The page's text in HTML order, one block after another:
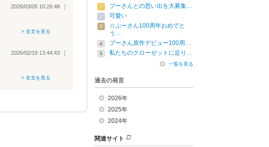
︙
2026/03/05 10:26:48
> 全文を見る
︙
2026/02/19 13:44:43
> 全文を見る
プーさんとの思い出を大募集…
可愛い
☆ぷーさん100周年おめでと
う…
プーさん原作デビュー100周…
私たちのクローゼットに足り…
一覧を見る
過去の発言
2026年
2025年
2024年
関連サイト